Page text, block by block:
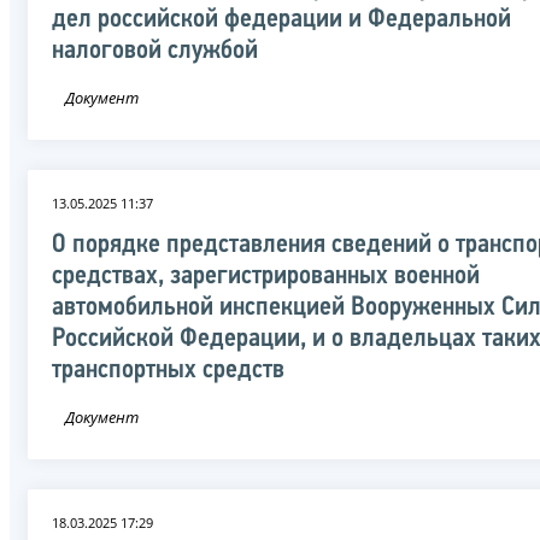
дел российской федерации и Федеральной
налоговой службой
Документ
13.05.2025 11:37
О порядке представления сведений о
средствах, зарегистрированных военной
автомобильной инспекцией Вооруженных Сил
Российской Федерации, и о владельцах таких
транспортных средств
Документ
18.03.2025 17:29